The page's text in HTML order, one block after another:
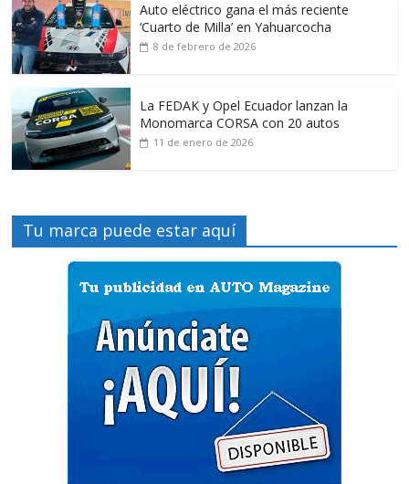
Auto eléctrico gana el más reciente
‘Cuarto de Milla’ en Yahuarcocha
8 de febrero de 2026
La FEDAK y Opel Ecuador lanzan la
Monomarca CORSA con 20 autos
11 de enero de 2026
Tu marca puede estar aquí